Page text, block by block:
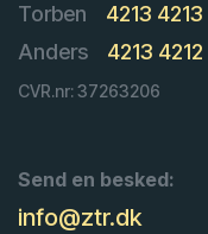
Torben
4213 4213
Anders
4213 4212
CVR.nr: 37263206
Send en besked:
info@ztr.dk